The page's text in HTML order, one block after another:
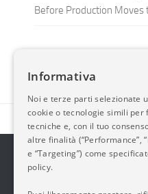
Before Production Moves
2014-2026 AvioBlog -
Questo blog non
Informativa
Noi e terze parti selezionate
cookie o tecnologie simili per
tecniche e, con il tuo
altre finalità (“Performance”,
e “Targeting”) come
policy.